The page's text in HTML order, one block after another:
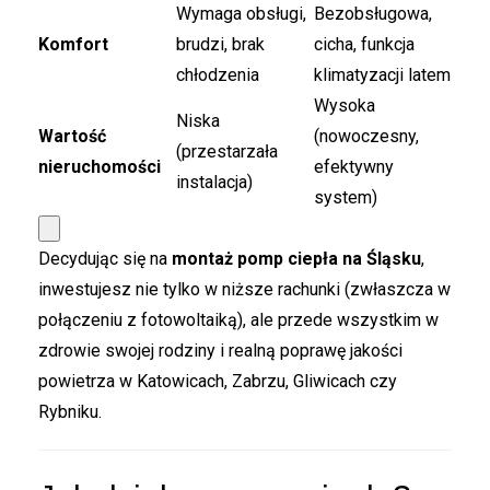
Komfort
Wymaga obsługi,
brudzi, brak
chłodzenia
Bezobsługowa,
cicha, funkcja
klimatyzacji latem
Wartość
nieruchomości
Niska
(przestarzała
instalacja)
Wysoka
(nowoczesny,
efektywny
system)
Decydując się na montaż pomp ciepła na Śląsku,
inwestujesz nie tylko w niższe rachunki (zwłaszcza w
połączeniu z fotowoltaiką), ale przede wszystkim w
zdrowie swojej rodziny i realną poprawę jakości
powietrza w Katowicach, Zabrzu, Gliwicach czy
Rybniku.